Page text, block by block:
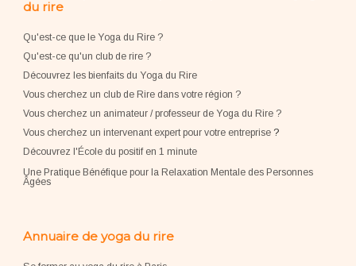
du rire
Qu'est-ce que le Yoga du Rire ?
Qu'est-ce qu'un club de rire ?
Découvrez les bienfaits du Yoga du Rire
Vous cherchez un club de Rire dans votre région ?
Vous cherchez un animateur / professeur de Yoga du Rire ?
Vous cherchez un intervenant expert pour votre entreprise?
Découvrez l'École du positif en 1 minute
Une Pratique Bénéfique pour la Relaxation Mentale des Personnes
Âgées
Annuaire de yoga du rire